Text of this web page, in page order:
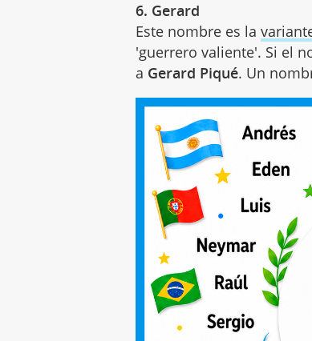
6. Gerard
Este nombre es la
'guerrero valiente'. Si el
a Gerard Piqué. Un